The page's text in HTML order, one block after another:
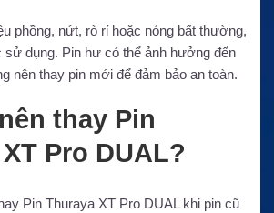
phồng, nứt, rò rỉ hoặc nóng bất thường,
sử dụng. Pin hư có thể ảnh hưởng đến
nên thay pin mới để đảm bảo an toàn.
thay Pin
Pro DUAL?
Pin Thuraya XT Pro DUAL khi pin cũ